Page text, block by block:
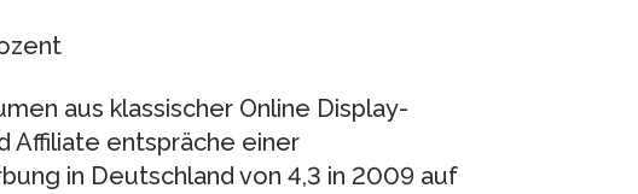
aus klassischer Online Display-
Affiliate entspräche einer
in Deutschland von 4,3 in 2009 auf